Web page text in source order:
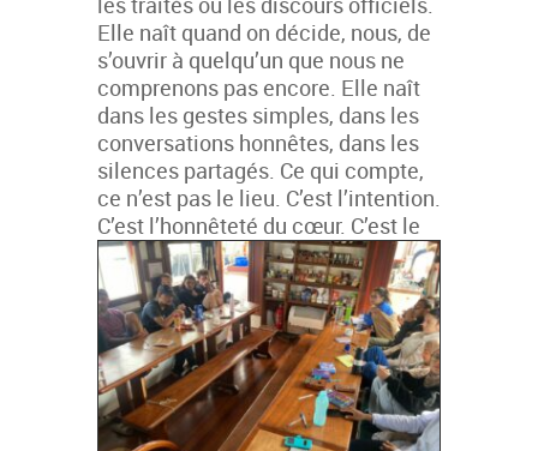
Elle naît quand on décide, nous, de
s’ouvrir à quelqu’un que nous ne
comprenons pas encore. Elle naît
dans les gestes simples, dans les
conversations honnêtes, dans les
silences partagés. Ce qui compte,
ce n’est pas le lieu. C’est l’intention.
C’est l’honnêteté du cœur. C’est le